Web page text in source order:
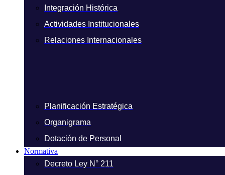
Integración Histórica
Actividades Institucionales
Relaciones Internacionales
Planificación Estratégica
Organigrama
Dotación de Personal
Normativa
Decreto Ley N° 211